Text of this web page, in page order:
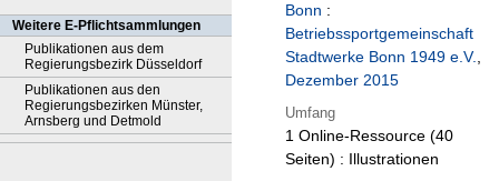
Weitere E-Pflichtsammlungen
Publikationen aus dem
Regierungsbezirk Düsseldorf
Publikationen aus den
Regierungsbezirken Münster,
Arnsberg und Detmold
Bonn :
Betriebssportgemeinschaft
Stadtwerke Bonn 1949 e.V.,
Dezember 2015
Umfang
1 Online-Ressource (40
Seiten) : Illustrationen